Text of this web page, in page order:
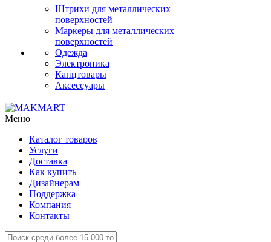
Штрихи для металлических
поверхностей
Маркеры для металлических
поверхностей
Одежда
Электроника
Канцтовары
Аксессуары
Меню
Каталог товаров
Услуги
Доставка
Как купить
Дизайнерам
Поддержка
Компания
Контакты